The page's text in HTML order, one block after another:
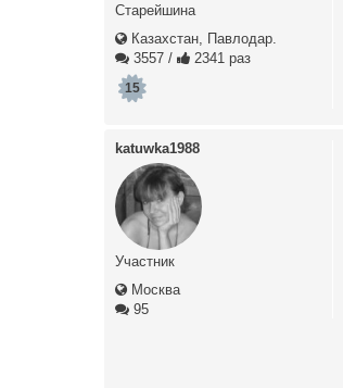
Старейшина
Казахстан, Павлодар.
3557 / 2341 раз
15
katuwka1988
Участник
Москва
95